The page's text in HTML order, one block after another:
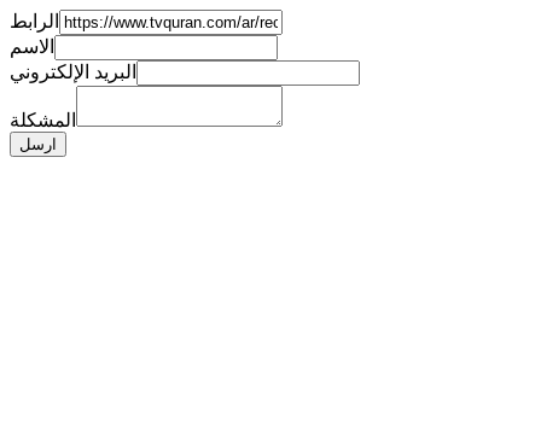
الرابط
الاسم
البريد الإلكتروني
المشكلة
ارسل